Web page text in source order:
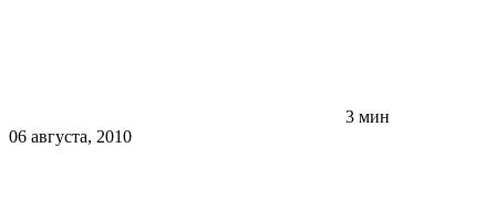
3 мин
06 августа, 2010